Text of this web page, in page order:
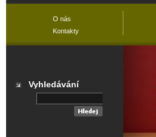
O nás
Kontakty
Vyhledávání